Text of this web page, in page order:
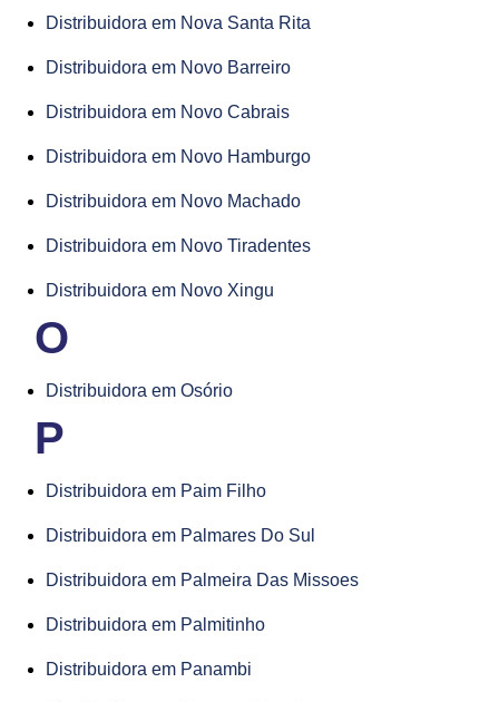
Distribuidora em Nova Santa Rita
Distribuidora em Novo Barreiro
Distribuidora em Novo Cabrais
Distribuidora em Novo Hamburgo
Distribuidora em Novo Machado
Distribuidora em Novo Tiradentes
Distribuidora em Novo Xingu
O
Distribuidora em Osório
P
Distribuidora em Paim Filho
Distribuidora em Palmares Do Sul
Distribuidora em Palmeira Das Missoes
Distribuidora em Palmitinho
Distribuidora em Panambi